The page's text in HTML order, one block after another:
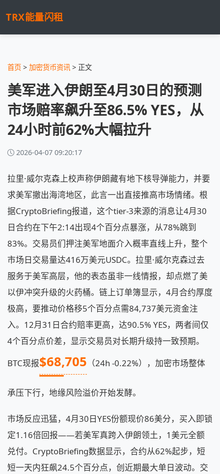
TRX能量闪租
首页 > 加密货币资讯 > 正文
美军进入伊朗至4月30日的预测
市场赔率飙升至86.5% YES，从
24小时前62%大幅拉升
2026-04-07 09:20:17
拉里·威尔克森上校声称伊朗藏有地下核导弹能力，并要
求美军撤出海湾地区，此言一出直接推高市场情绪。根
据CryptoBriefing报道，这个tier-3来源的消息让4月30
日合约在下午2:14出现4个百分点暴涨，从78%跳到
83%。交易员们押注美军地面介入概率直线上升，整个
市场日交易量达416万美元USDC。拉里·威尔克森过去
服务于美军高层，他的表态虽非一线情报，却点燃了美
以伊冲突升级的火药桶。链上订单簿显示，4月合约厚度
极高，要推动价格移5个百分点需84,737美元资金注
入。12月31日合约赔率更高，达90.5% YES，两者间仅
4个百分点价差，显示交易员对长期升级持一致预期。
BTC现报$68,705 （24h -0.22%），加密市场整体
承压下行，地缘风险溢价开始发酵。
市场反应迅猛，4月30日YES份额现价86美分，买入即锁
定1.16倍回报——若美军真跨入伊朗领土，1美元全额
兑付。CryptoBriefing数据显示，合约从62%起步，短
短一天内狂飙24.5个百分点，创近期最大单日波动。交